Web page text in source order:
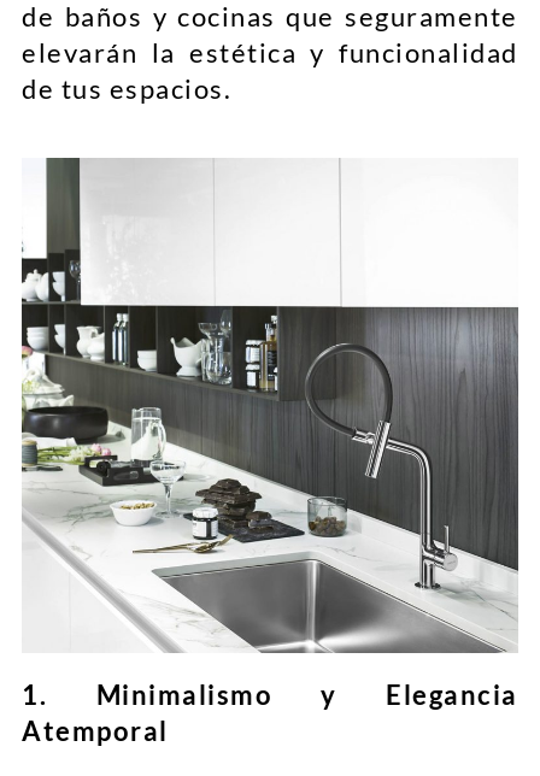
de baños y cocinas que seguramente
elevarán la estética y funcionalidad
de tus espacios.
1. Minimalismo y Elegancia
Atemporal